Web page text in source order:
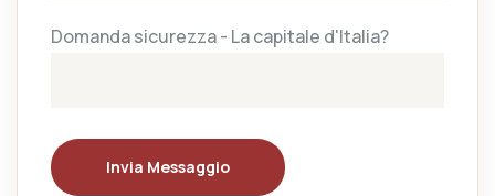
Domanda sicurezza - La capitale d'Italia?
Invia Messaggio